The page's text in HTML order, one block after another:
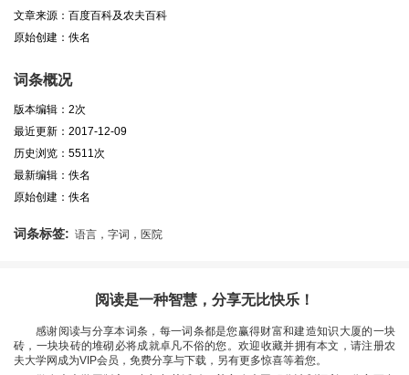
文章来源：百度百科及农夫百科
原始创建：佚名
词条概况
版本编辑：2次
最近更新：2017-12-09
历史浏览：5511次
最新编辑：佚名
原始创建：佚名
词条标签: 语言，字词，医院
阅读是一种智慧，分享无比快乐！
感谢阅读与分享本词条，每一词条都是您赢得财富和建造知识大厦的一块
砖，一块块砖的堆砌必将成就卓凡不俗的您。欢迎收藏并拥有本文，请注册农
夫大学网成为VIP会员，免费分享与下载，另有更多惊喜等着您。